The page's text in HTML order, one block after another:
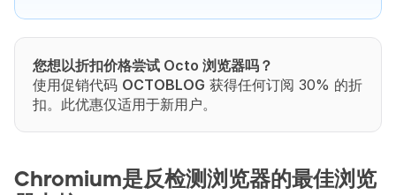
您想以折扣价格尝试 Octo 浏览器吗？
使用促销代码 OCTOBLOG 获得任何订阅 30% 的折
扣。此优惠仅适用于新用户。
Chromium是反检测浏览器的最佳浏览